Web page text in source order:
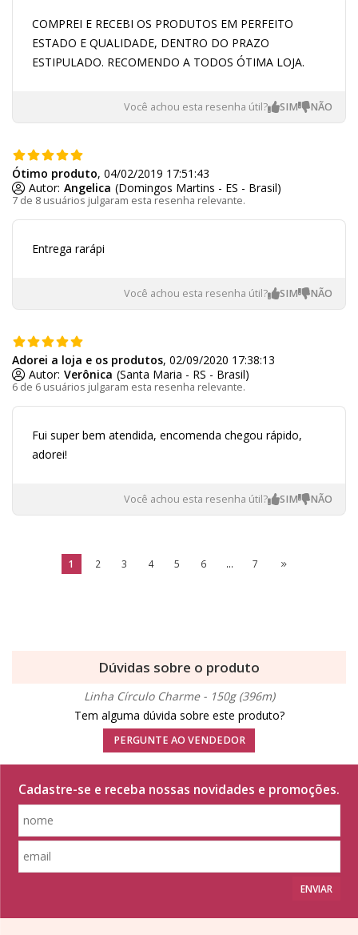
COMPREI E RECEBI OS PRODUTOS EM PERFEITO
ESTADO E QUALIDADE, DENTRO DO PRAZO
ESTIPULADO. RECOMENDO A TODOS ÓTIMA LOJA.
Você achou esta resenha útil?
7 de 8 usuários julgaram esta resenha relevante.
Ótimo produto, 04/02/2019 17:51:43
Autor: Angelica (Domingos Martins - ES - Brasil)
Entrega rarápi
Você achou esta resenha útil?
6 de 6 usuários julgaram esta resenha relevante.
Adorei a loja e os produtos, 02/09/2020 17:38:13
Autor: Verônica (Santa Maria - RS - Brasil)
Fui super bem atendida, encomenda chegou rápido,
adorei!
Você achou esta resenha útil?
1 2 3 4 5 6 ... 7
Dúvidas sobre o produto
Linha Círculo Charme - 150g (396m)
Tem alguma dúvida sobre este produto?
PERGUNTE AO VENDEDOR
Cadastre-se e receba nossas novidades e promoções.
ENVIAR